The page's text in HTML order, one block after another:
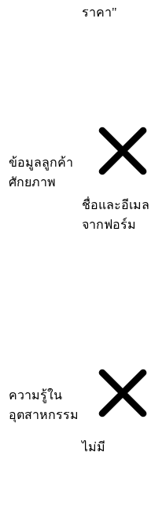
ราคา"
ข้อมูลลูกค้า
ศักยภาพ
ชื่อและอีเมล
จากฟอร์ม
ความรู้ใน
อุตสาหกรรม
ไม่มี